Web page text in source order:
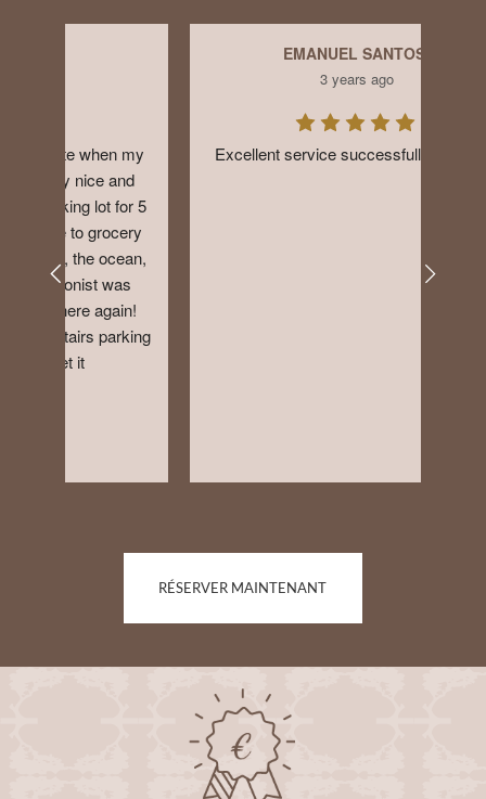
EMANUEL SANTOS
Excellent service successfully executed
RÉSERVER MAINTENANT